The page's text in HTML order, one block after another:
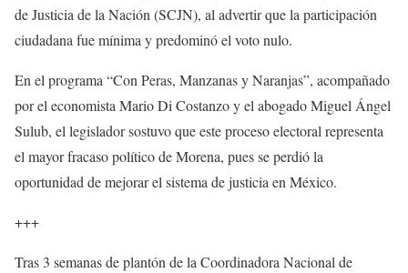
de Justicia de la Nación (SCJN), al advertir que la participación
ciudadana fue mínima y predominó el voto nulo.
En el programa “Con Peras, Manzanas y Naranjas”, acompañado
por el economista Mario Di Costanzo y el abogado Miguel Ángel
Sulub, el legislador sostuvo que este proceso electoral representa
el mayor fracaso político de Morena, pues se perdió la
oportunidad de mejorar el sistema de justicia en México.
+++
Tras 3 semanas de plantón de la Coordinadora Nacional de